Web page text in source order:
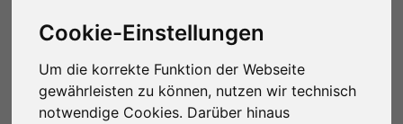
Cookie-Einstellungen
Um die korrekte Funktion der Webseite
gewährleisten zu können, nutzen wir technisch
notwendige Cookies. Darüber hinaus
deiner Studie im Survey Ranking. Je besser deine
deiner Studie teil. Anders formuliert: Je mehr du
andere unterstützt, desto mehr Unterstützung
bekommst du zurück.
Forschung entdecken
FAQ